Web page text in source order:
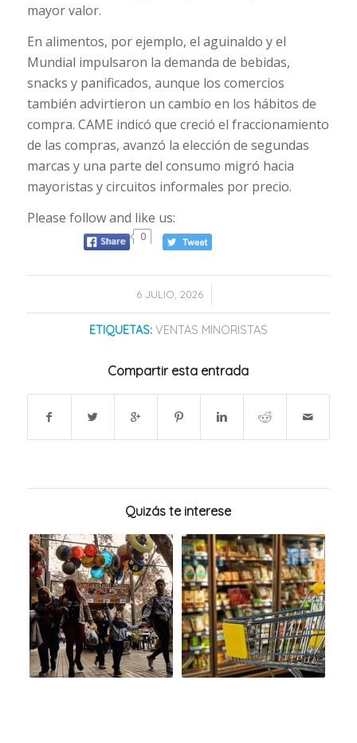
mayor valor.
En alimentos, por ejemplo, el aguinaldo y el
Mundial impulsaron la demanda de bebidas,
snacks y panificados, aunque los comercios
también advirtieron un cambio en los hábitos de
compra. CAME indicó que creció el fraccionamiento
de las compras, avanzó la elección de segundas
marcas y una parte del consumo migró hacia
mayoristas y circuitos informales por precio.
Please follow and like us:
0
6 JULIO, 2026
/
ETIQUETAS: VENTAS MINORISTAS
Compartir esta entrada
Quizás te interese